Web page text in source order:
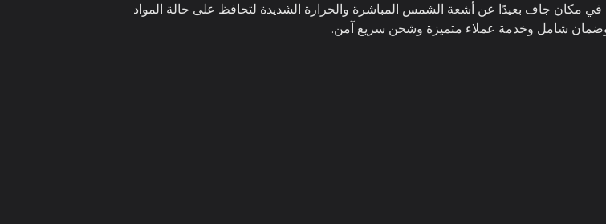
مكان جاف بعيدًا عن أشعة الشمس المباشرة والحرارة الشديدة لتحافظ على حالة المواد
وضمان شامل وخدمة عملاء متميزة وشحن سريع آمن.